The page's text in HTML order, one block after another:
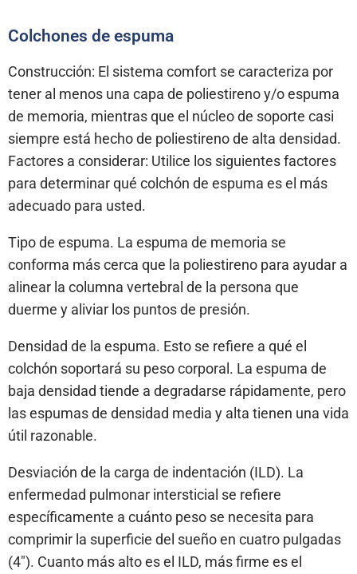
Colchones de espuma
Construcción: El sistema comfort se caracteriza por
tener al menos una capa de poliestireno y/o espuma
de memoria, mientras que el núcleo de soporte casi
siempre está hecho de poliestireno de alta densidad.
Factores a considerar: Utilice los siguientes factores
para determinar qué colchón de espuma es el más
adecuado para usted.
Tipo de espuma. La espuma de memoria se
conforma más cerca que la poliestireno para ayudar a
alinear la columna vertebral de la persona que
duerme y aliviar los puntos de presión.
Densidad de la espuma. Esto se refiere a qué el
colchón soportará su peso corporal. La espuma de
baja densidad tiende a degradarse rápidamente, pero
las espumas de densidad media y alta tienen una vida
útil razonable.
Desviación de la carga de indentación (ILD). La
enfermedad pulmonar intersticial se refiere
específicamente a cuánto peso se necesita para
comprimir la superficie del sueño en cuatro pulgadas
(4″). Cuanto más alto es el ILD, más firme es el